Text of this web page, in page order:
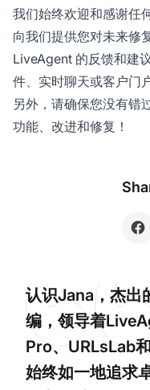
我们始终欢迎和感谢任
向我们提供您对未来修
LiveAgent 的反馈和建
件、实时聊天或客户门
另外，请确保您没有错
功能、改进和修复！
认识Jana，杰出
编，领导着
Pro、URLsLab
始终如一地追求